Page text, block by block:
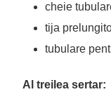
cheie
tija
tubulare
Al treilea sertar: